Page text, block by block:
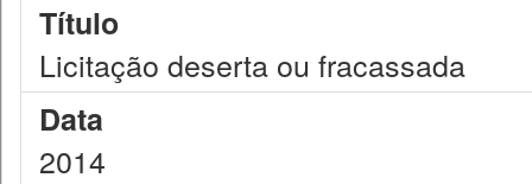
Título
Licitação deserta ou fracassada
Data
2014